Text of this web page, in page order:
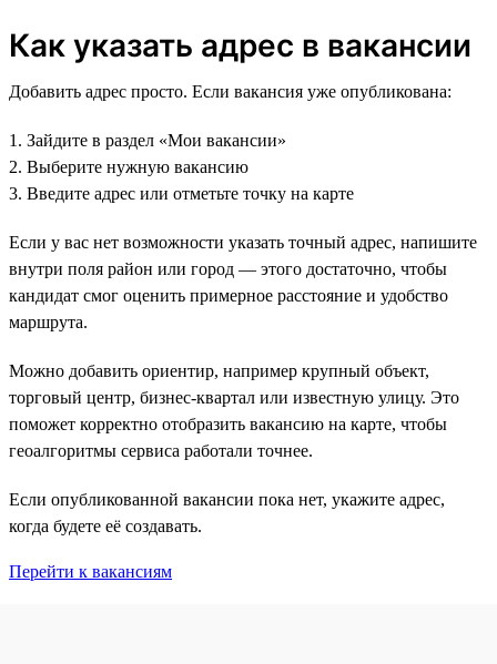
Как указать адрес в вакансии
Добавить адрес просто. Если вакансия уже опубликована:
1. Зайдите в раздел «Мои вакансии»
2. Выберите нужную вакансию
3. Введите адрес или отметьте точку на карте
Если у вас нет возможности указать точный адрес, напишите
внутри поля район или город — этого достаточно, чтобы
кандидат смог оценить примерное расстояние и удобство
маршрута.
Можно добавить ориентир, например крупный объект,
торговый центр, бизнес-квартал или известную улицу. Это
поможет корректно отобразить вакансию на карте, чтобы
геоалгоритмы сервиса работали точнее.
Если опубликованной вакансии пока нет, укажите адрес,
когда будете её создавать.
Перейти к вакансиям